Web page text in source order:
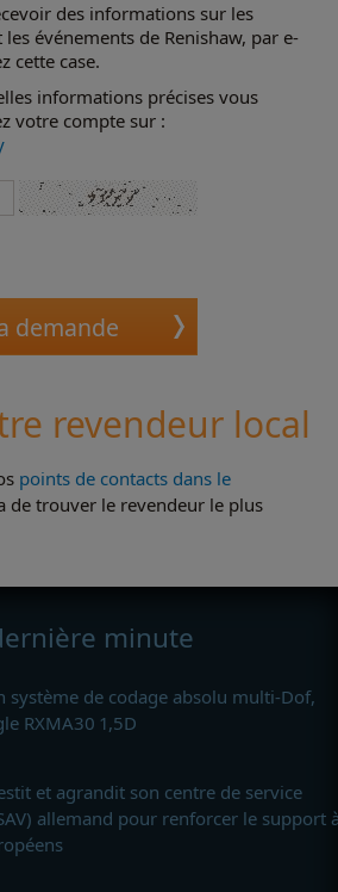
des informations sur les
événements de Renishaw, par e-
cette case.
informations précises vous
votre compte sur :
revendeur local
points de contacts dans le
de trouver le revendeur le plus
minute
système de codage absolu multi-Dof,
RXMA30 1,5D
et agrandit son centre de service
allemand pour renforcer le support